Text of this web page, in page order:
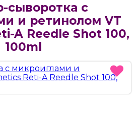
сыворотка с
и ретинолом VT
A Reedle Shot 100,
100ml